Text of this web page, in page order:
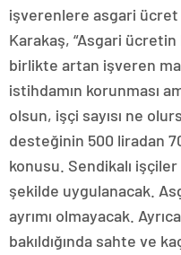
işverenlere asgari
Karakaş, “Asgari
birlikte artan işveren
istihdamın korunması
olsun, işçi sayısı ne
desteğinin 500 liradan
konusu. Sendikalı
şekilde uygulanacak.
ayrımı olmayacak.
bakıldığında sahte ve